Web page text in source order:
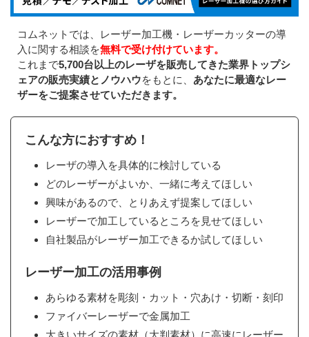
コムネットでは、レーザー加工機・レーザーカッターの導
入に関する相談を無料で受け付けています。
これまで5,700台以上のレーザを販売してきた業界トップシ
ェアの販売実績とノウハウをもとに、 あなたに最適なレー
ザーをご提案させていただきます。
こんな方におすすめ！
レーザの導入を具体的に検討している
どのレーザーがよいか、一緒に考えてほしい
興味があるので、とりあえず提案してほしい
レーザーで加工しているところを見せてほしい
自社製品がレーザー加工できるか試してほしい
レーザー加工の活用事例
あらゆる素材を彫刻・カット・穴あけ・切断・刻印
ファイバーレーザーで金属加工